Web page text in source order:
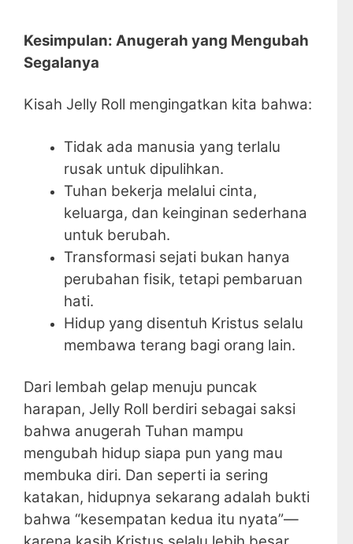
Kesimpulan: Anugerah yang Mengubah
Segalanya
Kisah Jelly Roll mengingatkan kita bahwa:
Tidak ada manusia yang terlalu
rusak untuk dipulihkan.
Tuhan bekerja melalui cinta,
keluarga, dan keinginan sederhana
untuk berubah.
Transformasi sejati bukan hanya
perubahan fisik, tetapi pembaruan
hati.
Hidup yang disentuh Kristus selalu
membawa terang bagi orang lain.
Dari lembah gelap menuju puncak
harapan, Jelly Roll berdiri sebagai saksi
bahwa anugerah Tuhan mampu
mengubah hidup siapa pun yang mau
membuka diri. Dan seperti ia sering
katakan, hidupnya sekarang adalah bukti
bahwa “kesempatan kedua itu nyata”—